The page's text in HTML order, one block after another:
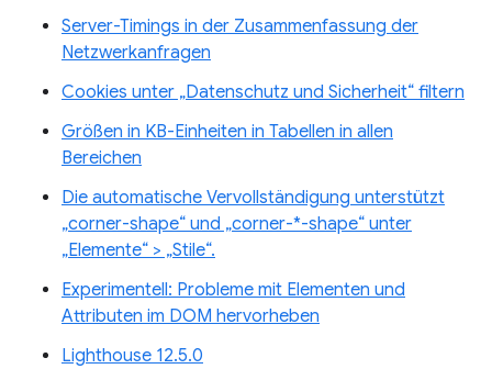
Server-Timings in der Zusammenfassung der
Netzwerkanfragen
Cookies unter „Datenschutz und Sicherheit“ filtern
Größen in KB-Einheiten in Tabellen in allen
Bereichen
Die automatische Vervollständigung unterstützt
„corner-shape“ und „corner-*-shape“ unter
„Elemente“ > „Stile“.
Experimentell: Probleme mit Elementen und
Attributen im DOM hervorheben
Lighthouse 12.5.0